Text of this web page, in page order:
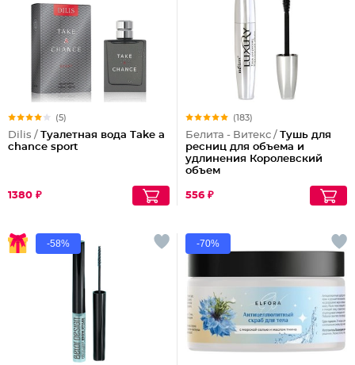
(5)
Dilis / Туалетная вода Take a
chance sport
1380 ₽
(183)
Белита - Витекс / Тушь для
ресниц для объема и
удлинения Королевский
объем
556 ₽
-58% -70%